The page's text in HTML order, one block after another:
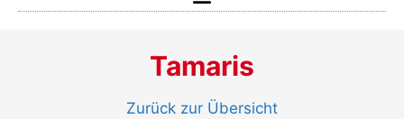
Tamaris
Zurück zur Übersicht